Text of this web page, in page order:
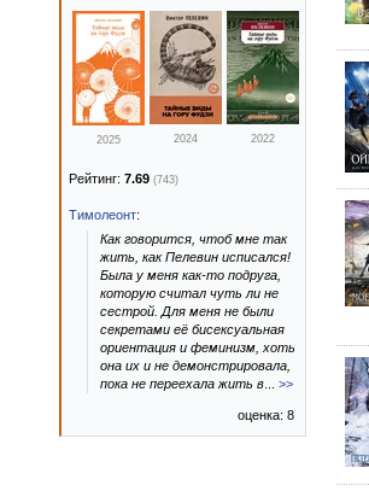
2025 2024 2022
Рейтинг: 7.69 (743)
Тимолеонт:
Как говорится, чтоб мне так
жить, как Пелевин исписался!
Была у меня как-то подруга,
которую считал чуть ли не
сестрой. Для меня не были
секретами её бисексуальная
ориентация и феминизм, хоть
она их и не демонстрировала,
пока не переехала жить в
>>
оценка: 8